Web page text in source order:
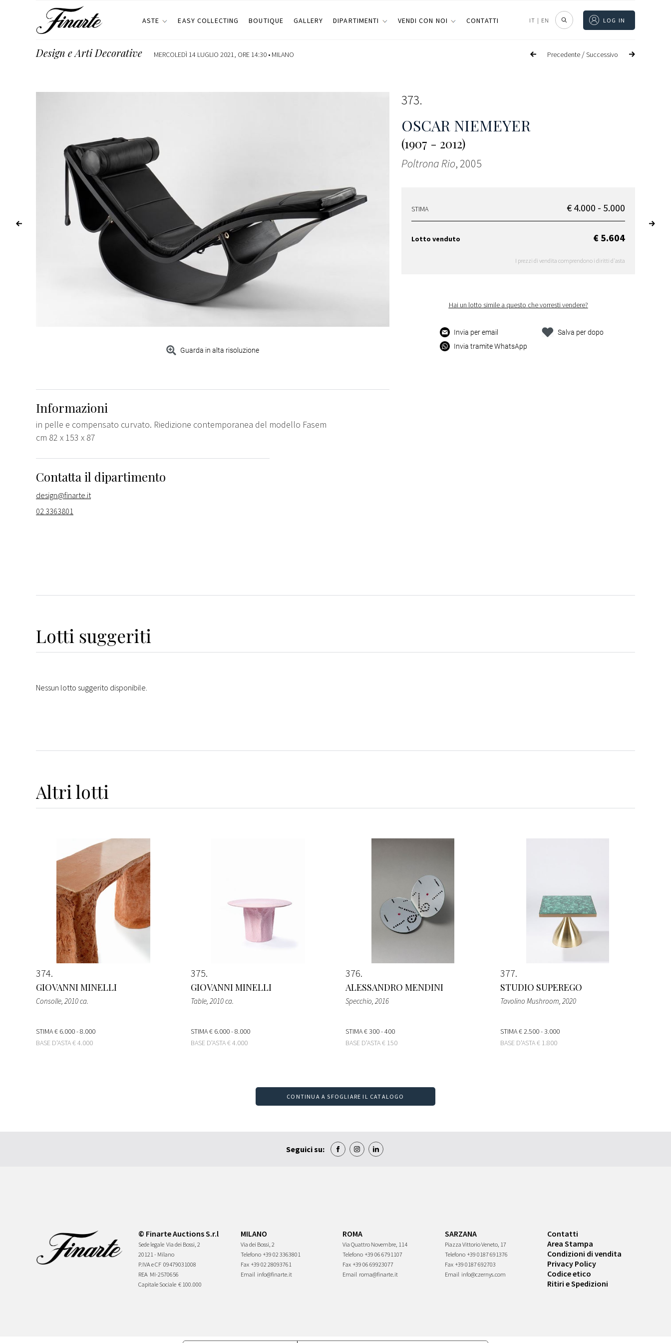
ASTE EASY COLLECTING BOUTIQUE GALLERY DIPARTIMENTI VENDI CON NOI CONTATTI IT | EN LOG IN
Precedente /Successivo
Design e Arti Decorative MERCOLEDÌ 14 LUGLIO 2021, ORE 14:30 • MILANO
Guarda in alta risoluzione
373
OSCAR NIEMEYER
(1907 - 2012)
Poltrona Rio, 2005
STIMA € 4.000 - 5.000
Lotto venduto € 5.604
I prezzi di vendita comprendono i diritti d'asta
Hai un lotto simile a questo che vorresti vendere?
Invia per email
Invia tramite WhatsApp
Salva per dopo
Informazioni
in pelle e compensato curvato. Riedizione contemporanea del modello Fasem
cm 82 x 153 x 87
Contatta il dipartimento
design@finarte.it
02 3363801
Lotti suggeriti
Nessun lotto suggerito disponibile.
Altri lotti
374
GIOVANNI MINELLI
Consolle, 2010 ca.
STIMA€ 6.000 - 8.000
BASE D'ASTA€ 4.000
375
GIOVANNI MINELLI
Table, 2010 ca.
STIMA€ 6.000 - 8.000
BASE D'ASTA€ 4.000
376
ALESSANDRO MENDINI
Specchio, 2016
STIMA€ 300 - 400
BASE D'ASTA€ 150
377
STUDIO SUPEREGO
Tavolino Mushroom, 2020
STIMA€ 2.500 - 3.000
BASE D'ASTA€ 1.800
CONTINUA A SFOGLIARE IL CATALOGO
Seguici su:
© Finarte Auctions S.r.l
Sede legale Via dei Bossi, 2
20121 - Milano
P.IVA e CF 09479031008
REA MI-2570656
Capitale Sociale € 100.000
MILANO
Via dei Bossi, 2
Telefono +39 02 3363801
Fax +39 02 28093761
Email info@finarte.it
ROMA
Via Quattro Novembre, 114
Telefono +39 06 6791107
Fax +39 06 69923077
Email roma@finarte.it
SARZANA
Piazza Vittorio Veneto, 17
Telefono +39 0187 691376
Fax +39 0187 692703
Email info@czernys.com
Contatti
Area Stampa
Condizioni di vendita
Privacy Policy
Codice etico
Ritiri e Spedizioni